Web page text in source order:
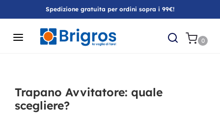
Spedizione gratuita per ordini sopra i 99€!
0
Trapano Avvitatore: quale
scegliere?